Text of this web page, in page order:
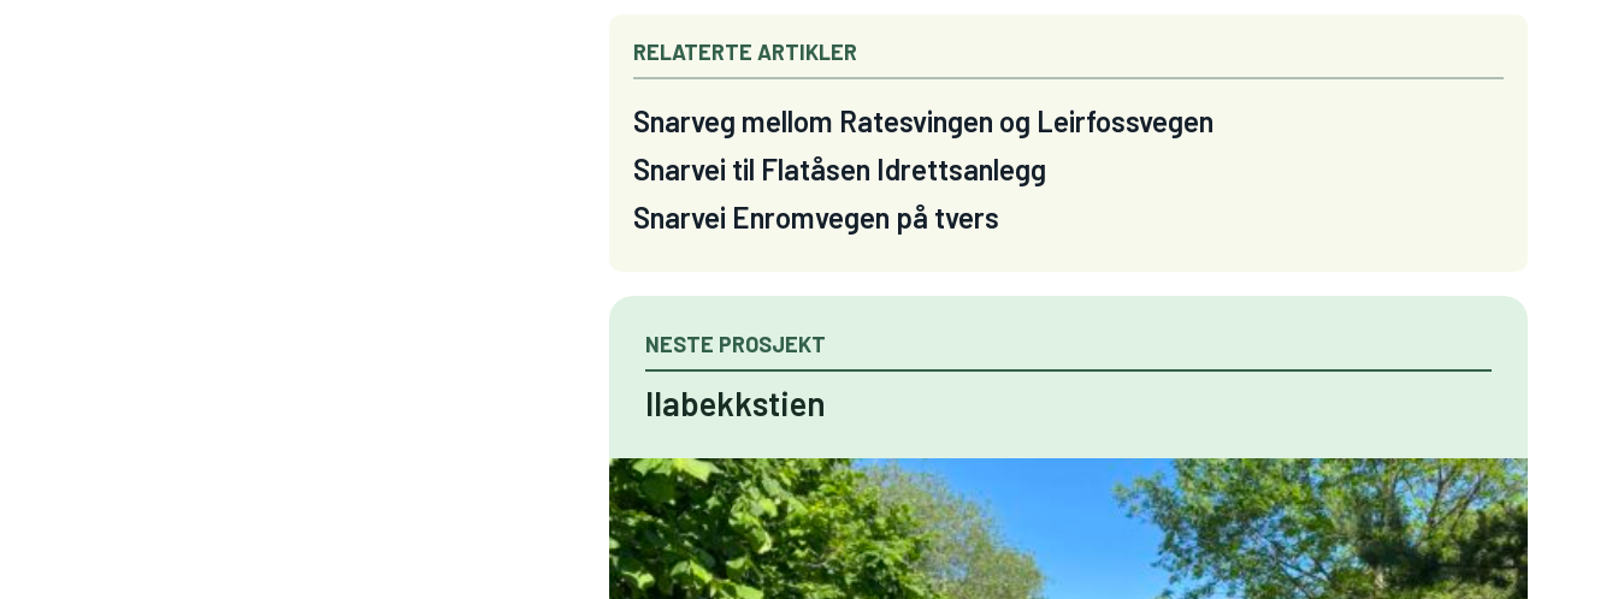
RELATERTE ARTIKLER
Snarveg mellom Ratesvingen og Leirfossvegen
Snarvei til Flatåsen Idrettsanlegg
Snarvei Enromvegen på tvers
NESTE PROSJEKT
Ilabekkstien